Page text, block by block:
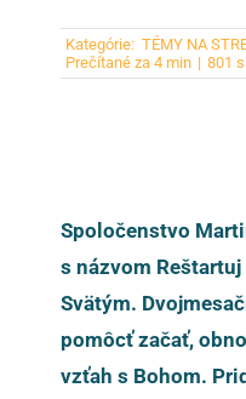
Kategórie: TÉMY NA
Prečítané za 4 min | 801
Spoločenstvo
s názvom
Svätým.
pomôcť začať,
vzťah s Bohom.